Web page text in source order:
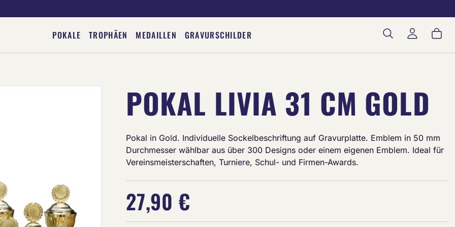
POKALE TROPHÄEN MEDAILLEN GRAVURSCHILDER
POKAL LIVIA 31 CM GOLD
Deine Gravur
Pokal in Gold. Individuelle Sockelbeschriftung auf Gravurplatte. Emblem in 50 mm
Durchmesser wählbar aus über 300 Designs oder einem eigenen Emblem. Ideal für
Vereinsmeisterschaften, Turniere, Schul- und Firmen-Awards.
27,90 €